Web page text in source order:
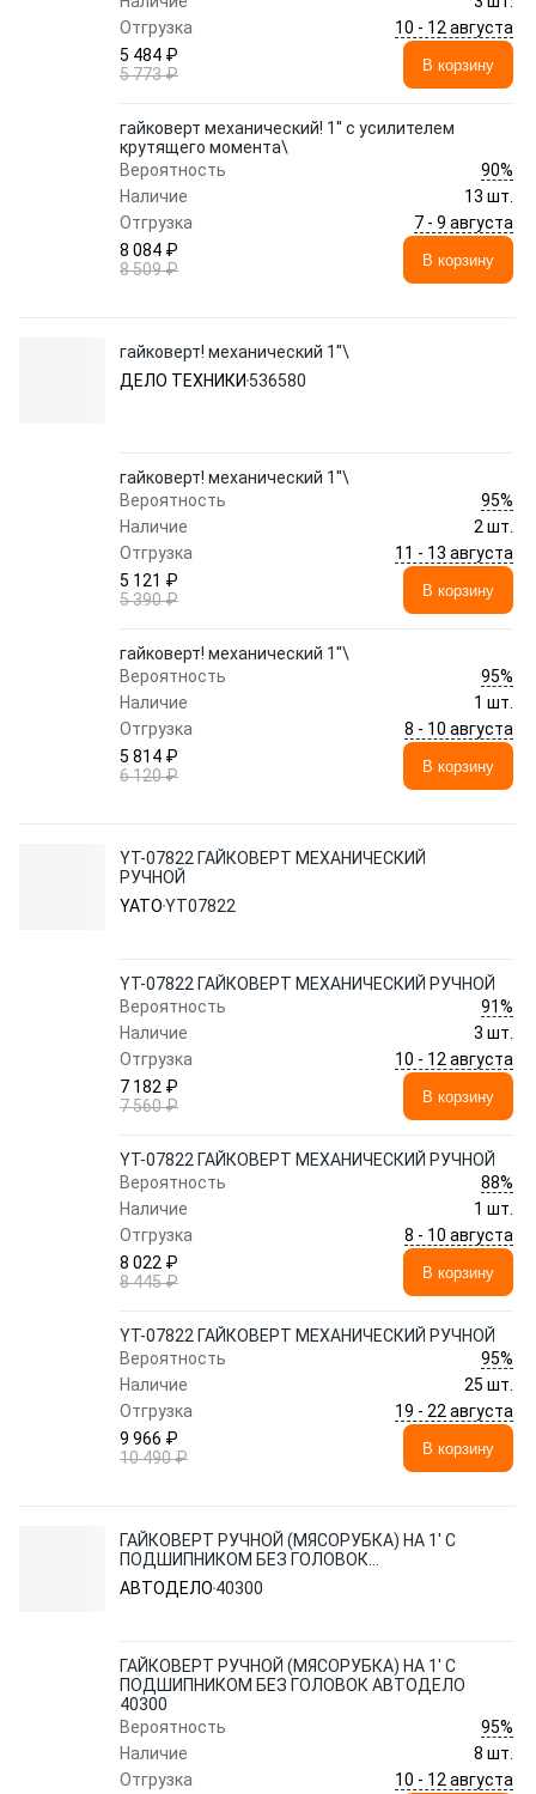
Отгрузка
10 - 12 августа
5 484 ₽
5 773 ₽
В корзину
гайковерт механический! 1'' с усилителем
крутящего момента\
Вероятность
90%
Наличие
13 шт.
Отгрузка
7 - 9 августа
8 084 ₽
8 509 ₽
В корзину
гайковерт! механический 1''\
ДЕЛО ТЕХНИКИ 536580
гайковерт! механический 1''\
Вероятность
95%
Наличие
2 шт.
Отгрузка
11 - 13 августа
5 121 ₽
5 390 ₽
В корзину
гайковерт! механический 1''\
Вероятность
95%
Наличие
1 шт.
Отгрузка
8 - 10 августа
5 814 ₽
6 120 ₽
В корзину
YT-07822 ГАЙКОВЕРТ МЕХАНИЧЕСКИЙ
РУЧНОЙ
YATOYT07822
YT-07822 ГАЙКОВЕРТ МЕХАНИЧЕСКИЙ РУЧНОЙ
Вероятность
91%
Наличие
3 шт.
Отгрузка
10 - 12 августа
7 182 ₽
7 560 ₽
В корзину
YT-07822 ГАЙКОВЕРТ МЕХАНИЧЕСКИЙ РУЧНОЙ
Вероятность
88%
Наличие
1 шт.
Отгрузка
8 - 10 августа
8 022 ₽
8 445 ₽
В корзину
YT-07822 ГАЙКОВЕРТ МЕХАНИЧЕСКИЙ РУЧНОЙ
Вероятность
95%
Наличие
25 шт.
Отгрузка
19 - 22 августа
9 966 ₽
10 490 ₽
В корзину
ГАЙКОВЕРТ РУЧНОЙ (МЯСОРУБКА) НА 1' С
ПОДШИПНИКОМ БЕЗ ГОЛОВОК
АВТОДЕЛО 40300
АВТОДЕЛО 40300
ГАЙКОВЕРТ РУЧНОЙ (МЯСОРУБКА) НА 1' С
ПОДШИПНИКОМ БЕЗ ГОЛОВОК АВТОДЕЛО
40300
Вероятность
95%
Наличие
8 шт.
Отгрузка
10 - 12 августа